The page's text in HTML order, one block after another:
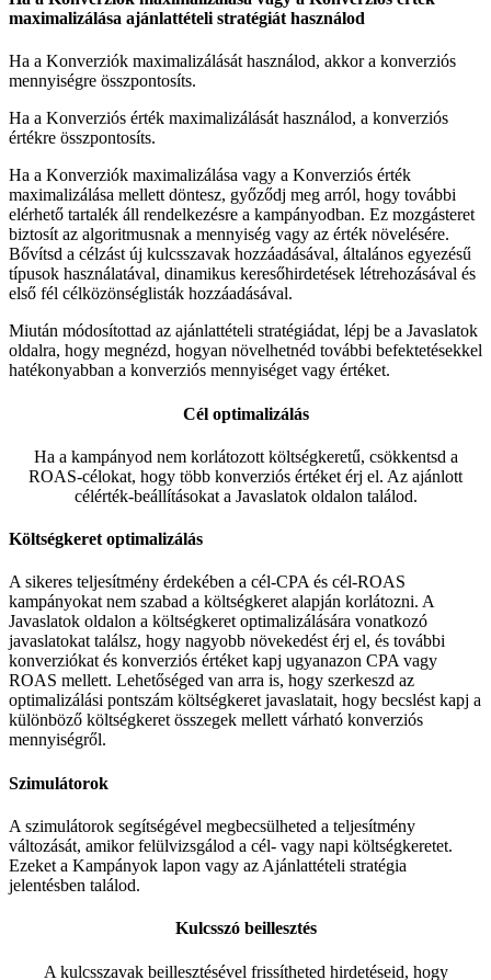
maximalizálása ajánlattételi stratégiát használod
Ha a Konverziók maximalizálását használod, akkor a konverziós
mennyiségre összpontosíts.
Ha a Konverziós érték maximalizálását használod, a konverziós
értékre összpontosíts.
Ha a Konverziók maximalizálása vagy a Konverziós érték
maximalizálása mellett döntesz, győződj meg arról, hogy további
elérhető tartalék áll rendelkezésre a kampányodban. Ez mozgásteret
biztosít az algoritmusnak a mennyiség vagy az érték növelésére.
Bővítsd a célzást új kulcsszavak hozzáadásával, általános egyezésű
típusok használatával, dinamikus keresőhirdetések létrehozásával és
első fél célközönséglisták hozzáadásával.
Miután módosítottad az ajánlattételi stratégiádat, lépj be a Javaslatok
oldalra, hogy megnézd, hogyan növelhetnéd további befektetésekkel
hatékonyabban a konverziós mennyiséget vagy értéket.
Cél optimalizálás
Ha a kampányod nem korlátozott költségkeretű, csökkentsd a
ROAS-célokat, hogy több konverziós értéket érj el. Az ajánlott
célérték-beállításokat a Javaslatok oldalon találod.
Költségkeret optimalizálás
A sikeres teljesítmény érdekében a cél-CPA és cél-ROAS
kampányokat nem szabad a költségkeret alapján korlátozni. A
Javaslatok oldalon a költségkeret optimalizálására vonatkozó
javaslatokat találsz, hogy nagyobb növekedést érj el, és további
konverziókat és konverziós értéket kapj ugyanazon CPA vagy
ROAS mellett. Lehetőséged van arra is, hogy szerkeszd az
optimalizálási pontszám költségkeret javaslatait, hogy becslést kapj a
különböző költségkeret összegek mellett várható konverziós
mennyiségről.
Szimulátorok
A szimulátorok segítségével megbecsülheted a teljesítmény
változását, amikor felülvizsgálod a cél- vagy napi költségkeretet.
Ezeket a Kampányok lapon vagy az Ajánlattételi stratégia
jelentésben találod.
Kulcsszó beillesztés
A kulcsszavak beillesztésével frissítheted hirdetéseid, hogy